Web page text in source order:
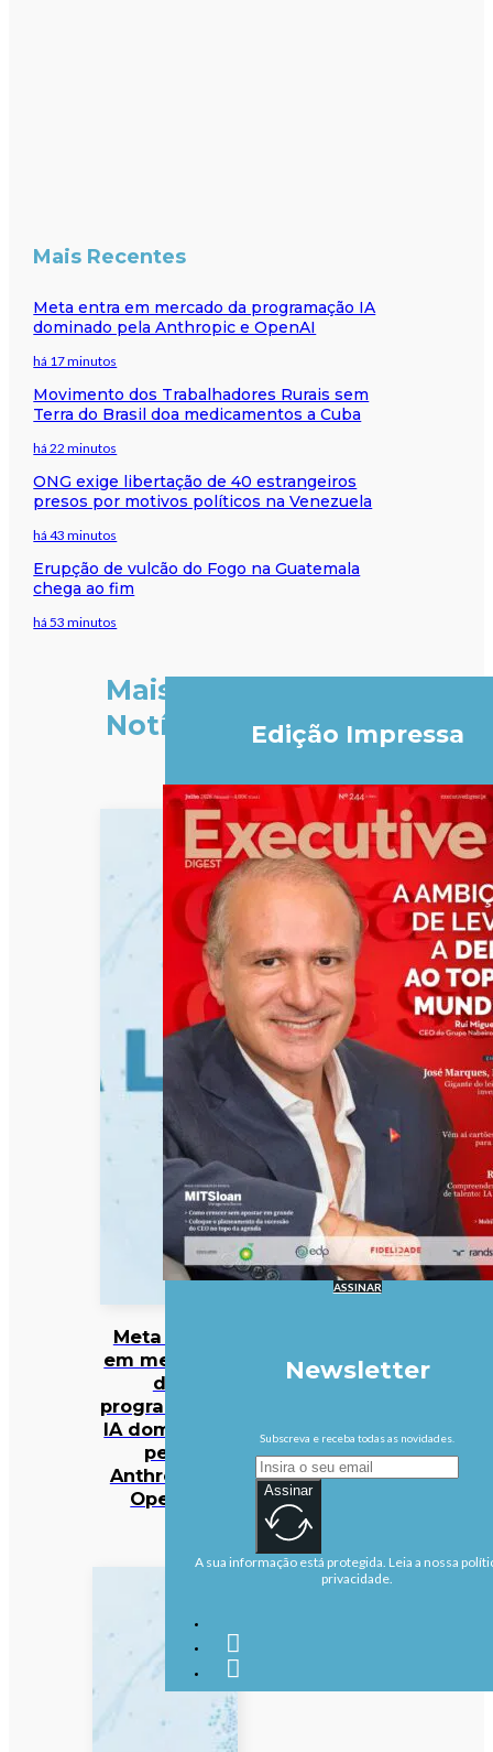
Mais Recentes
Meta entra em mercado da programação IA
dominado pela Anthropic e OpenAI
há 17 minutos
Movimento dos Trabalhadores Rurais sem
Terra do Brasil doa medicamentos a Cuba
há 22 minutos
ONG exige libertação de 40 estrangeiros
presos por motivos políticos na Venezuela
há 43 minutos
Erupção de vulcão do Fogo na Guatemala
chega ao fim
há 53 minutos
Mais
Notícias
Meta entra
em mercado
da
programação
IA dominado
pela
Anthropic e
OpenAI
Edição Impressa
ASSINAR
Newsletter
Subscreva e receba todas as novidades.
Assinar
A sua informação está protegida. Leia a nossa
privacidade.